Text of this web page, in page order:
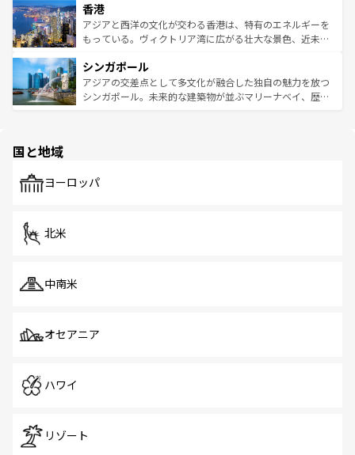
とつ。フォーやバインミー、ベトナムコーヒーなどは、ぜ
ひ現地で味わいたい。どの地域を訪れてもあたたかい人々
が旅行者を迎えてくれるので、きっと忘れられない旅にな
参照してほしい。
の活気が交差している。北部ではチェンマイなどの山岳地
帯で自然と触れ合い、南部ではプーケットやクラビの美し
いビーチでリゾート気分を楽しむことができる。タイ料理
激する。気候は一年中温暖で、どの季節にも異なる楽しみ
が待っている。親しみやすいタイの人々、仏教を中心とし
た文化、そして多様な観光資源が、訪れる旅人を魅了し続
香港
アジアと西洋の文化が交わる香港は、特有のエネルギーを
もっている。ヴィクトリア湾に広がる壮大な景色、近未来
み、どこを訪れても感動するはず。観光スポットが密集し
ており、効率よく見どころを回れるのも魅力。息をのむよ
うな絶景から文化的な体験まで、香港を存分に楽しみ尽く
シンガポール
アジアの交差点として多文化が融合した独自の魅力を放つ
シンガポール。未来的な建築物が並ぶマリーナベイ、歴史
で、ホーカーズは地元の風情を楽しめる外せないスポット
国と地域
ヨーロッパ
北米
中南米
オセアニア
ハワイ
リゾート